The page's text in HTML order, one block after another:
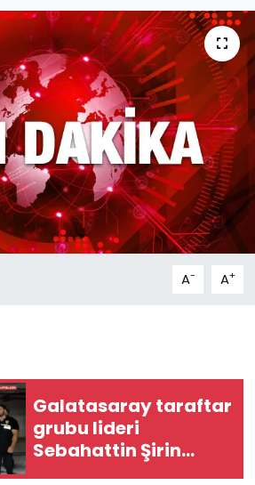
A- A+
Galatasaray taraftar
grubu lideri
Sebahattin Şirin
gözaltına alındı